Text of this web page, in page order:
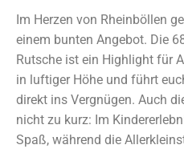
Im Herzen von Rheinböllen
einem bunten Angebot. Die
Rutsche ist ein Highlight für
in luftiger Höhe und führt
direkt ins Vergnügen. Auch
nicht zu kurz: Im
Spaß, während die